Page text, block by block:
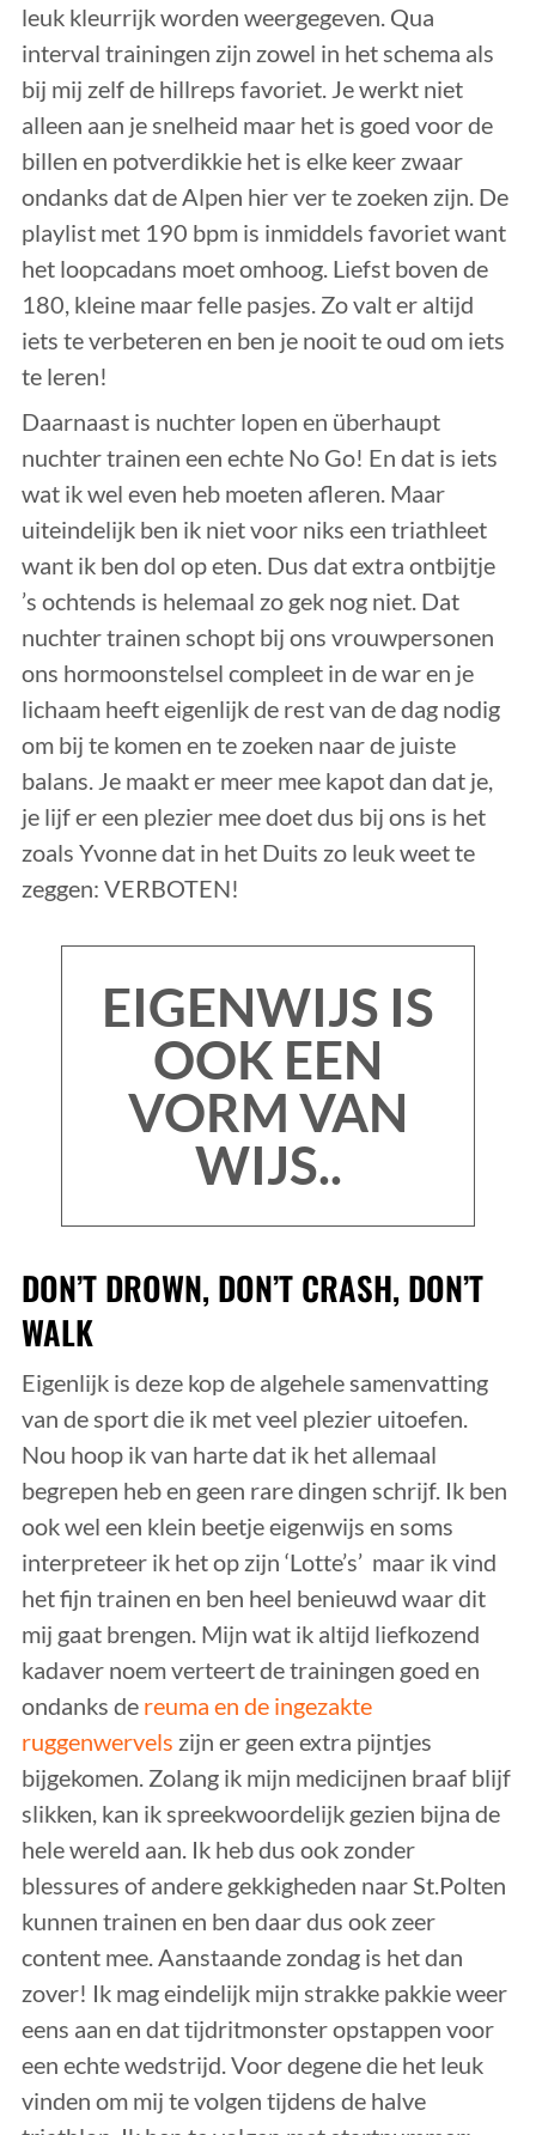
leuk kleurrijk worden weergegeven. Qua
interval trainingen zijn zowel in het schema als
bij mij zelf de hillreps favoriet. Je werkt niet
alleen aan je snelheid maar het is goed voor de
billen en potverdikkie het is elke keer zwaar
ondanks dat de Alpen hier ver te zoeken zijn. De
playlist met 190 bpm is inmiddels favoriet want
het loopcadans moet omhoog. Liefst boven de
180, kleine maar felle pasjes. Zo valt er altijd
iets te verbeteren en ben je nooit te oud om iets
te leren!
Daarnaast is nuchter lopen en überhaupt
nuchter trainen een echte No Go! En dat is iets
wat ik wel even heb moeten afleren. Maar
uiteindelijk ben ik niet voor niks een triathleet
want ik ben dol op eten. Dus dat extra ontbijtje
’s ochtends is helemaal zo gek nog niet. Dat
nuchter trainen schopt bij ons vrouwpersonen
ons hormoonstelsel compleet in de war en je
lichaam heeft eigenlijk de rest van de dag nodig
om bij te komen en te zoeken naar de juiste
balans. Je maakt er meer mee kapot dan dat je,
je lijf er een plezier mee doet dus bij ons is het
zoals Yvonne dat in het Duits zo leuk weet te
zeggen: VERBOTEN!
EIGENWIJS IS
OOK EEN
VORM VAN
WIJS..
DON’T DROWN, DON’T CRASH, DON’T
WALK
Eigenlijk is deze kop de algehele samenvatting
van de sport die ik met veel plezier uitoefen.
Nou hoop ik van harte dat ik het allemaal
begrepen heb en geen rare dingen schrijf. Ik ben
ook wel een klein beetje eigenwijs en soms
interpreteer ik het op zijn ‘Lotte’s’ maar ik vind
het fijn trainen en ben heel benieuwd waar dit
mij gaat brengen. Mijn wat ik altijd liefkozend
kadaver noem verteert de trainingen goed en
ondanks de reuma en de ingezakte
ruggenwervels zijn er geen extra pijntjes
bijgekomen. Zolang ik mijn medicijnen braaf blijf
slikken, kan ik spreekwoordelijk gezien bijna de
hele wereld aan. Ik heb dus ook zonder
blessures of andere gekkigheden naar St.Polten
kunnen trainen en ben daar dus ook zeer
content mee. Aanstaande zondag is het dan
zover! Ik mag eindelijk mijn strakke pakkie weer
eens aan en dat tijdritmonster opstappen voor
een echte wedstrijd. Voor degene die het leuk
vinden om mij te volgen tijdens de halve